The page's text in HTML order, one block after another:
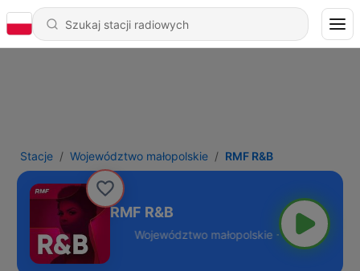
Stacje Województwo małopolskie RMF R&B
RMF R&B
- Online